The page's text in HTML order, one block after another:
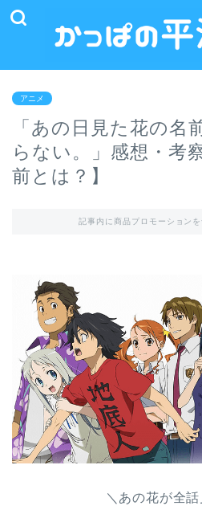
アニメ
「あの日見た花の名
らない。」感想・考
前とは？】
記事内に商品プロモーション
＼あの花が全